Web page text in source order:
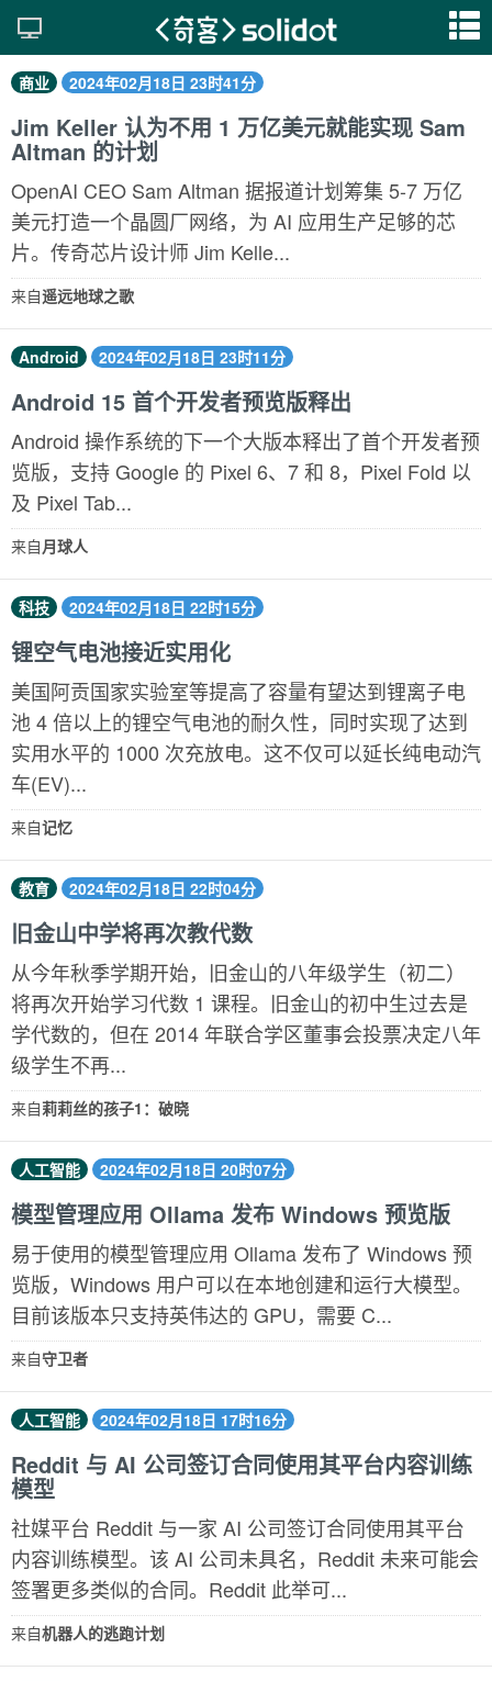
商业 2024年02月18日 23时41分
Jim Keller 认为不用 1 万亿美元就能实现 Sam
Altman 的计划
OpenAI CEO Sam Altman 据报道计划筹集 5-7 万亿
美元打造一个晶圆厂网络，为 AI 应用生产足够的芯
片。传奇芯片设计师 Jim Kelle...
来自遥远地球之歌
Android 2024年02月18日 23时11分
Android 15 首个开发者预览版释出
Android 操作系统的下一个大版本释出了首个开发者预
览版，支持 Google 的 Pixel 6、7 和 8，Pixel Fold 以
及 Pixel Tab...
来自月球人
科技 2024年02月18日 22时15分
锂空气电池接近实用化
美国阿贡国家实验室等提高了容量有望达到锂离子电
池 4 倍以上的锂空气电池的耐久性，同时实现了达到
实用水平的 1000 次充放电。这不仅可以延长纯电动汽
车(EV)...
来自记忆
教育 2024年02月18日 22时04分
旧金山中学将再次教代数
从今年秋季学期开始，旧金山的八年级学生（初二）
将再次开始学习代数 1 课程。旧金山的初中生过去是
学代数的，但在 2014 年联合学区董事会投票决定八年
级学生不再...
来自莉莉丝的孩子1：破晓
人工智能 2024年02月18日 20时07分
模型管理应用 Ollama 发布 Windows 预览版
易于使用的模型管理应用 Ollama 发布了 Windows 预
览版，Windows 用户可以在本地创建和运行大模型。
目前该版本只支持英伟达的 GPU，需要 C...
来自守卫者
人工智能 2024年02月18日 17时16分
Reddit 与 AI 公司签订合同使用其平台内容训练
模型
社媒平台 Reddit 与一家 AI 公司签订合同使用其平台
内容训练模型。该 AI 公司未具名，Reddit 未来可能会
签署更多类似的合同。Reddit 此举可...
来自机器人的逃跑计划